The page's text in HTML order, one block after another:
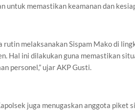
untuk memastikan keamanan dan
rutin melaksanakan Sispam Mako di
Hal ini dilakukan guna memastikan
personel,” ujar AKP Gusti.
juga menugaskan anggota piket